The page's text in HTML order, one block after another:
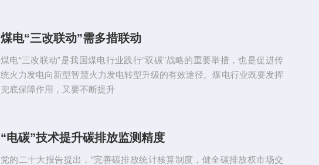
煤电“三改联动”需多措联动
煤电“三改联动”是我国煤电行业践行“双碳”战略的重要举措，也是促进传
统火力发电向新型智慧火力发电转型升级的有效途径。煤电行业既要发挥
兜底保障作用，又要不断提升
“电碳”技术提升碳排放监测精度
党的二十大报告提出，“完善碳排放统计核算制度，健全碳排放权市场交